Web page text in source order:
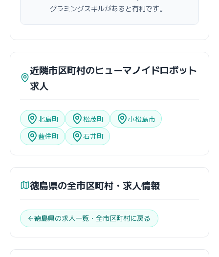
グラミングスキルがあると有利です。
近隣市区町村のヒューマノイドロボット
求人
北島町 松茂町
小松島市
藍住町
石井町
徳島県の全市区町村・求人情報
徳島県の求人一覧・全市区町村に戻る